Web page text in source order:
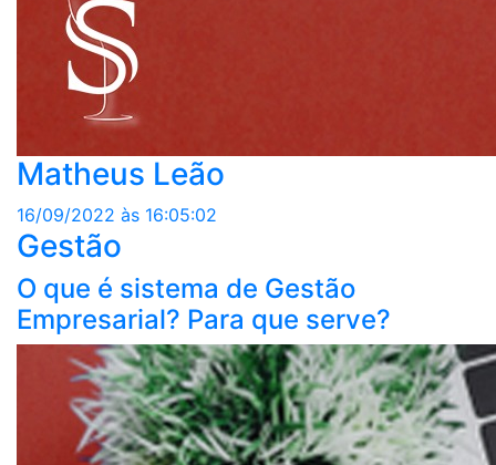
Matheus Leão
16/09/2022 às 16:05:02
Gestão
O que é sistema de Gestão
Empresarial? Para que serve?